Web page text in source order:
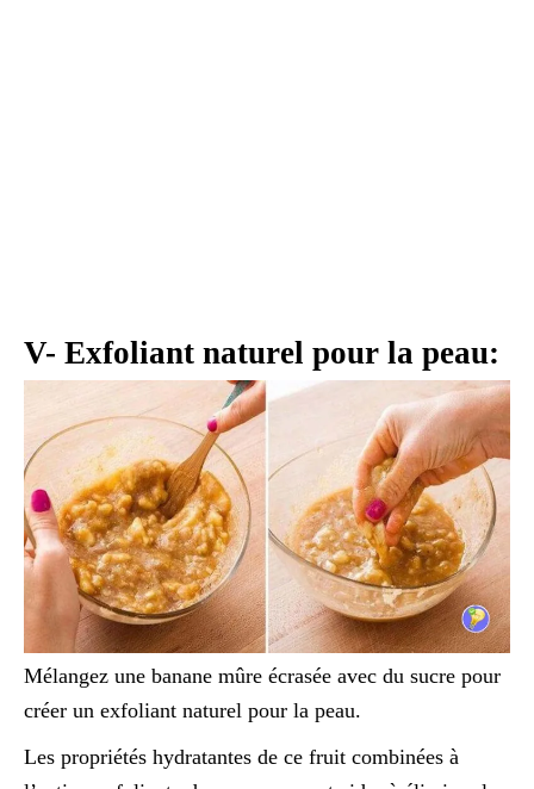
V- Exfoliant naturel pour la peau:
Mélangez une banane mûre écrasée avec du sucre pour
créer un exfoliant naturel pour la peau.
Les propriétés hydratantes de ce fruit combinées à